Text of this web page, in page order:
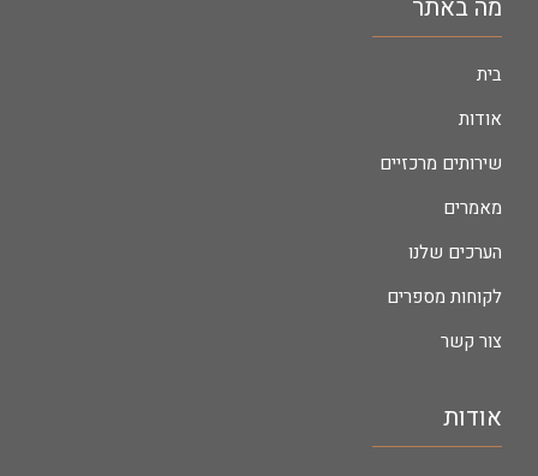
מה באתר
בית
אודות
שירותים מרכזיים
מאמרים
הערכים שלנו
לקוחות מספרים
צור קשר
אודות